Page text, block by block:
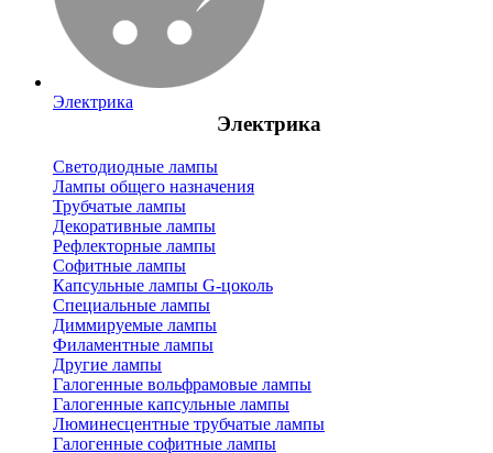
Электрика
Электрика
Светодиодные лампы
Лампы общего назначения
Трубчатые лампы
Декоративные лампы
Рефлекторные лампы
Софитные лампы
Капсульные лампы G-цоколь
Специальные лампы
Диммируемые лампы
Филаментные лампы
Другие лампы
Галогенные вольфрамовые лампы
Галогенные капсульные лампы
Люминесцентные трубчатые лампы
Галогенные софитные лампы